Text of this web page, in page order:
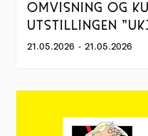
OMVISNING OG
UTSTILLINGEN
21.05.2026 - 21.05.2026